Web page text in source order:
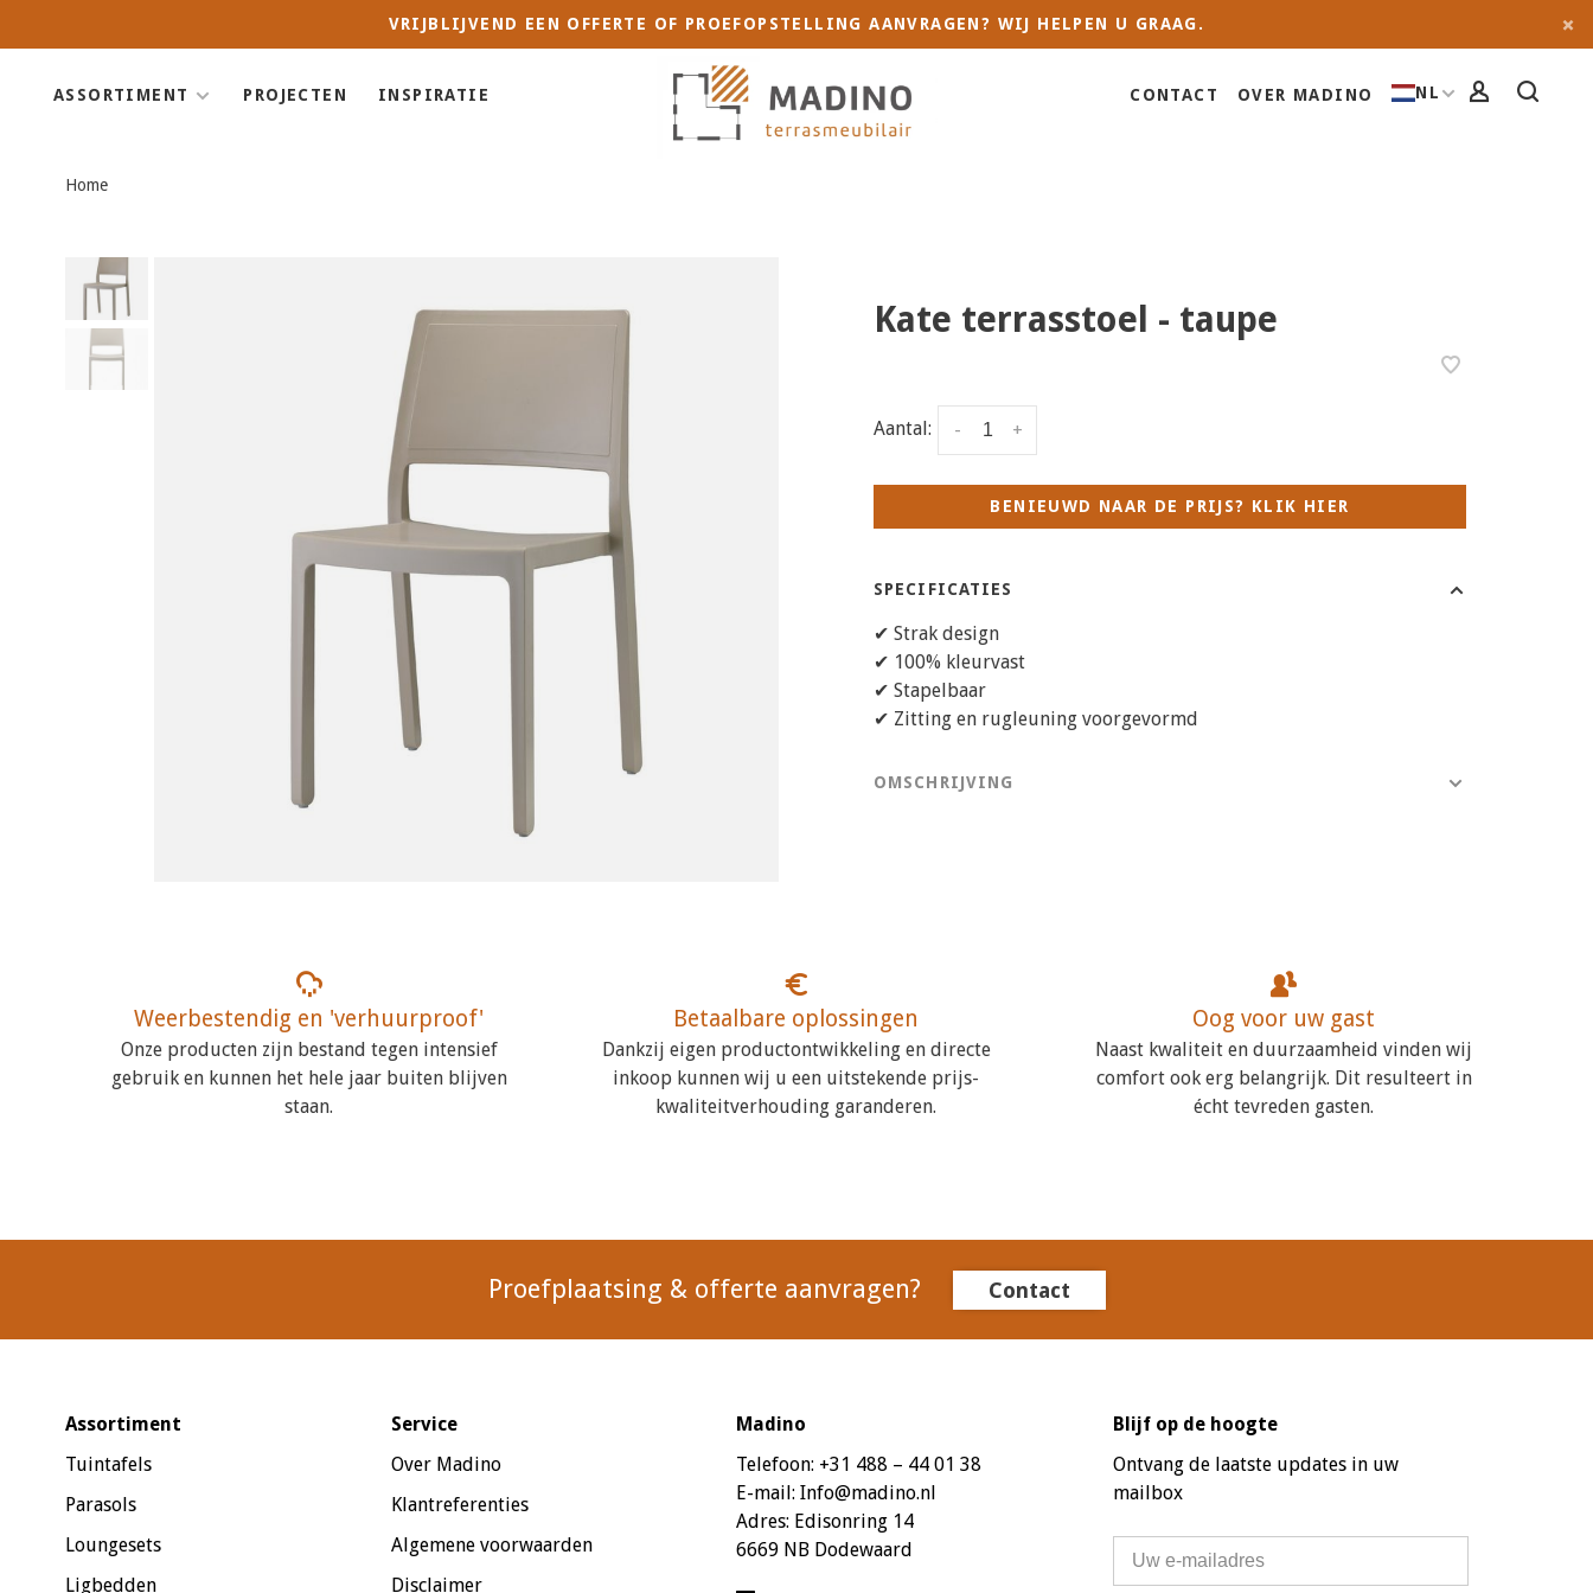
VRIJBLIJVEND EEN OFFERTE OF PROEFOPSTELLING AANVRAGEN? WIJ HELPEN U GRAAG.
ASSORTIMENT PROJECTEN INSPIRATIE CONTACT OVER MADINO NL
Home
Kate terrasstoel - taupe
Aantal: +
-
BENIEUWD NAAR DE PRIJS? KLIK HIER
SPECIFICATIES
✔ Strak design
✔ 100% kleurvast
✔ Stapelbaar
✔ Zitting en rugleuning voorgevormd
OMSCHRIJVING
Weerbestendig en 'verhuurproof'
Onze producten zijn bestand tegen intensief
gebruik en kunnen het hele jaar buiten blijven
staan.
Betaalbare oplossingen
Dankzij eigen productontwikkeling en directe
inkoop kunnen wij u een uitstekende prijs-
kwaliteitverhouding garanderen.
Oog voor uw gast
Naast kwaliteit en duurzaamheid vinden wij
comfort ook erg belangrijk. Dit resulteert in
écht tevreden gasten.
Proefplaatsing & offerte aanvragen? Contact
Assortiment
Tuintafels
Parasols
Loungesets
Ligbedden
Service
Over Madino
Klantreferenties
Algemene voorwaarden
Disclaimer
Madino
Telefoon: +31 488 – 44 01 38
E-mail: Info@madino.nl
Adres: Edisonring 14
6669 NB Dodewaard
Blijf op de hoogte
Ontvang de laatste updates in uw
mailbox